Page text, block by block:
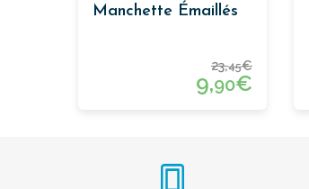
Manchette Émaillés
23,45€
9,90€